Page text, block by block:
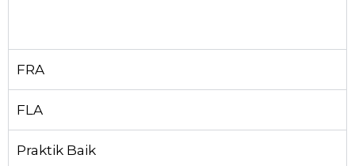
FRA
FLA
Praktik Baik